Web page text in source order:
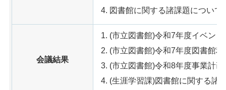
図書館に関する諸課題について
会議結果
(市立図書館)令和7年度イベン
(市立図書館)令和7年度図書館
(市立図書館)令和8年度事業計画
(生涯学習課)図書館に関する諸